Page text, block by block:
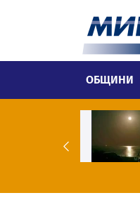
ОБЩИНИ
на храните